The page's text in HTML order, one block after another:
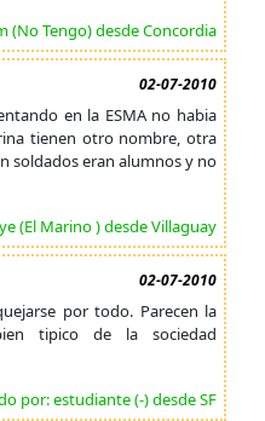
(No Tengo) desde Concordia
02-07-2010
en la ESMA no habia
tienen otro nombre, otra
soldados eran alumnos y no
(El Marino ) desde Villaguay
02-07-2010
por todo. Parecen la
tipico de la sociedad
por: estudiante (-) desde SF